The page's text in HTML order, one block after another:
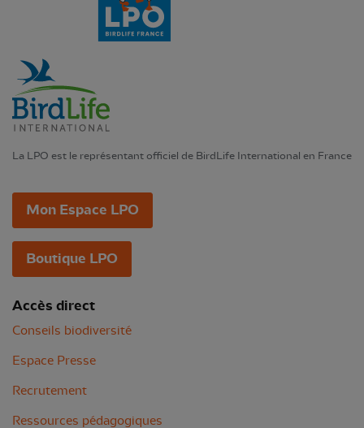
La LPO est le représentant officiel de BirdLife International en France
Mon Espace LPO
Boutique LPO
Accès direct
Conseils biodiversité
Espace Presse
Recrutement
Ressources pédagogiques